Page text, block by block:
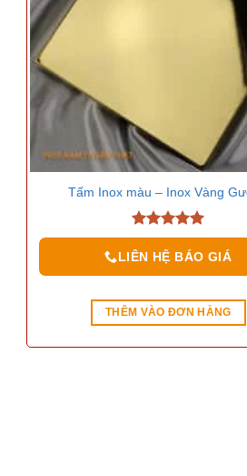
Danh mục sản phẩm
Tấm Inox màu – Inox Vàng
5.00out of
5
LIÊN HỆ BÁO GIÁ
THÊM VÀO ĐƠN HÀNG